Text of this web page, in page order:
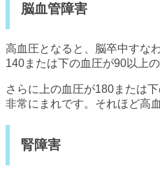
脳血管障害
高血圧となると、脳卒中すな
140または下の血圧が90以上
さらに上の血圧が180または
非常にまれです。それほど高
腎障害